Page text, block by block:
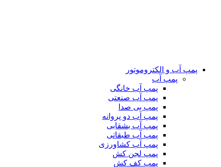
پمپ آب و الکتروموتور
پمپ آب
پمپ آب خانگی
پمپ آب صنعتی
پمپ بی صدا
پمپ آب دو پروانه
پمپ آب بشقابی
پمپ آب طبقاتی
پمپ آب کشاورزی
پمپ لجن کش
پمپ کف کش